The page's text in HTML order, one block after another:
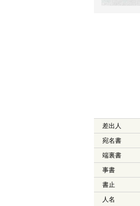
差出人
宛名書
端裏書
事書
書止
人名